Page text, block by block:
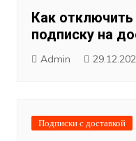
Как отключить
подписку на
Admin
Подписки с доставкой